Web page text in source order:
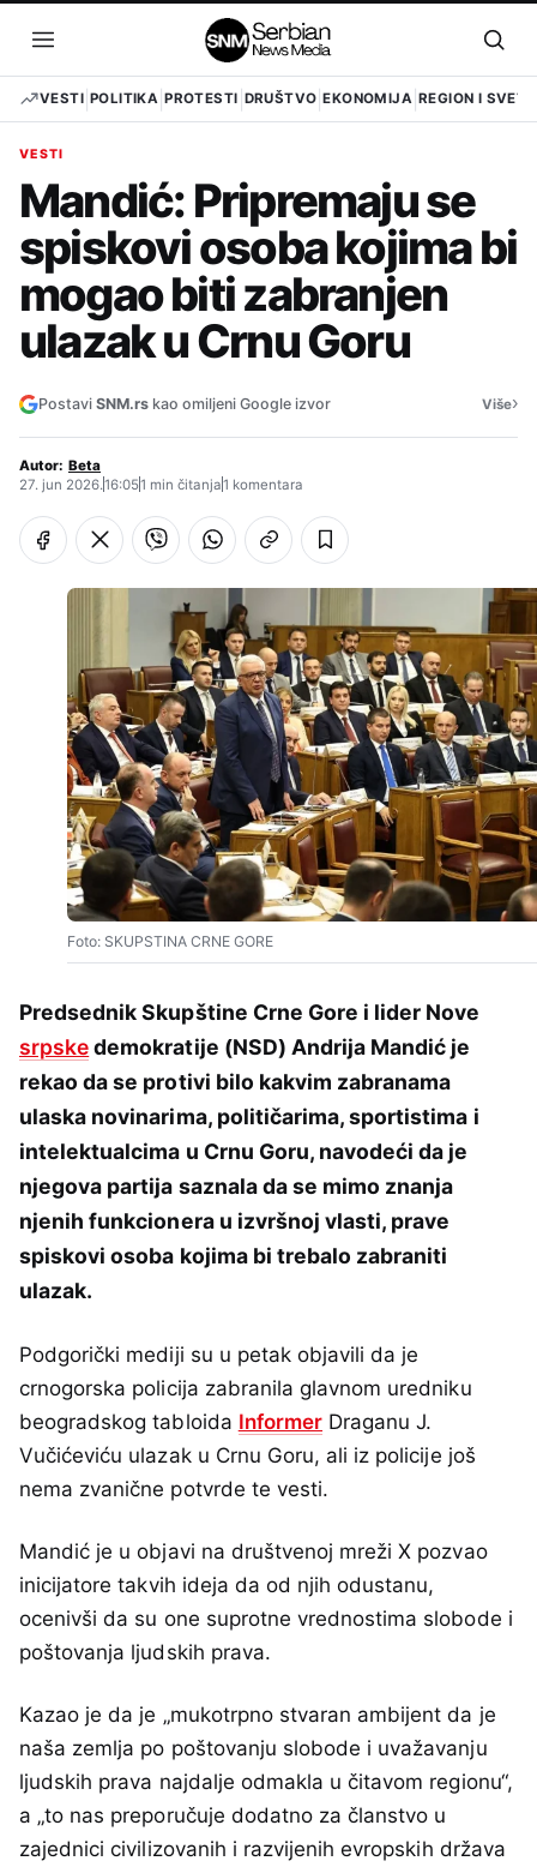
sadržaj
Otvori
meni
VESTI POLITIKA PROTESTI DRUŠTVO EKONOMIJA REGION I SVET
VESTI
Mandić: Pripremaju se
spiskovi osoba kojima bi
mogao biti zabranjen
ulazak u Crnu Goru
Postavi SNM.rs kao omiljeni Google izvor Više›
Autor: Beta
27. jun 2026.16:051 min čitanja1 komentara
Foto: SKUPSTINA CRNE GORE
Predsednik Skupštine Crne Gore i lider Nove
srpskedemokratije (NSD) Andrija Mandić je
rekao da se protivi bilo kakvim zabranama
ulaska novinarima, političarima, sportistima i
intelektualcima u Crnu Goru, navodeći da je
njegova partija saznala da se mimo znanja
njenih funkcionera u izvršnoj vlasti, prave
spiskovi osoba kojima bi trebalo zabraniti
ulazak.
Podgorički mediji su u petak objavili da je
crnogorska policija zabranila glavnom uredniku
beogradskog tabloida Informer Draganu J.
Vučićeviću ulazak u Crnu Goru, ali iz policije još
nema zvanične potvrde te vesti.
Mandić je u objavi na društvenoj mreži X pozvao
inicijatore takvih ideja da od njih odustanu,
ocenivši da su one suprotne vrednostima slobode i
poštovanja ljudskih prava.
Kazao je da je „mukotrpno stvaran ambijent da je
naša zemlja po poštovanju slobode i uvažavanju
ljudskih prava najdalje odmakla u čitavom regionu“,
a „to nas preporučuje dodatno za članstvo u
zajednici civilizovanih i razvijenih evropskih država